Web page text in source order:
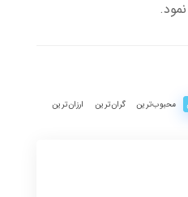
محبوب‌ترین گران‌ترین ارزان‌ترین